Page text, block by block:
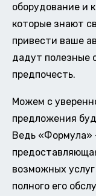
оборудование и
которые знают
привести ваше
дадут полезные
предпочесть.
Можем с
предложения
Ведь «Формула»
возможных
полного его